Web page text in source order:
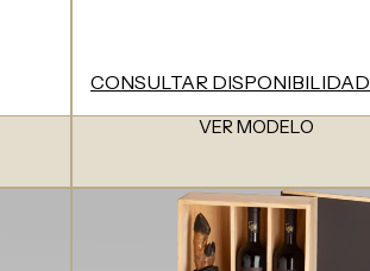
CONSULTAR DISPONIBILIDAD
VER MODELO